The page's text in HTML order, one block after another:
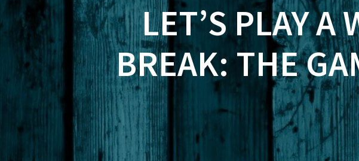
LET’S PLAY A
BREAK: THE